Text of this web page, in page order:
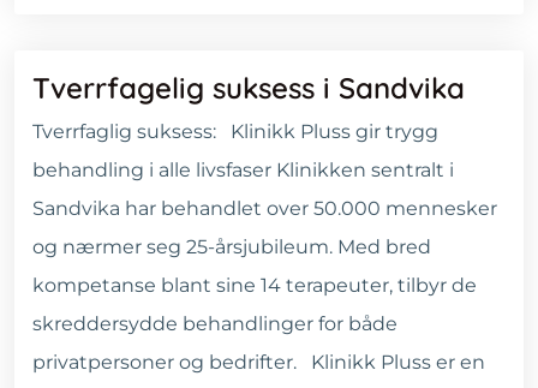
Tverrfagelig suksess i Sandvika
Tverrfaglig suksess: Klinikk Pluss gir trygg
behandling i alle livsfaser Klinikken sentralt i
Sandvika har behandlet over 50.000 mennesker
og nærmer seg 25-årsjubileum. Med bred
kompetanse blant sine 14 terapeuter, tilbyr de
skreddersydde behandlinger for både
privatpersoner og bedrifter. Klinikk Pluss er en